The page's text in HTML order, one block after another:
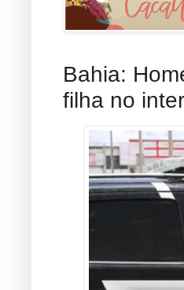
Bahia:
filha no